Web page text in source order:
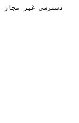
دسترسی غیر مجاز